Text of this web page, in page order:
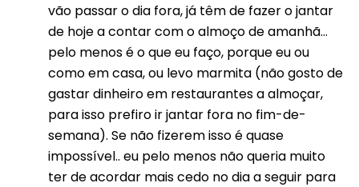
vão passar o dia fora, já têm de fazer o jantar
de hoje a contar com o almoço de amanhã…
pelo menos é o que eu faço, porque eu ou
como em casa, ou levo marmita (não gosto de
gastar dinheiro em restaurantes a almoçar,
para isso prefiro ir jantar fora no fim-de-
semana). Se não fizerem isso é quase
impossível.. eu pelo menos não queria muito
ter de acordar mais cedo no dia a seguir para